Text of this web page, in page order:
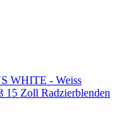
15 Zoll Radzierblenden